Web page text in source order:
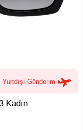
Yurtdışı Gönderim
Kadın